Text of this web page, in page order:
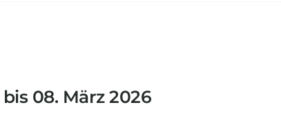
08. März 2026